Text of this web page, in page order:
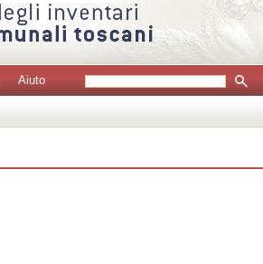
Aiuto